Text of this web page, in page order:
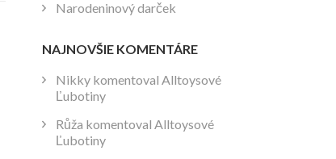
Narodeninový darček
NAJNOVŠIE KOMENTÁRE
Nikkykomentoval Alltoysové
Ľubotiny
Růža komentoval Alltoysové
Ľubotiny